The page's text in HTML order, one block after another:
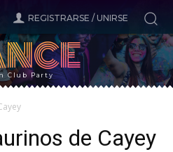
REGISTRARSE / UNIRSE
Club Party
de Cayey